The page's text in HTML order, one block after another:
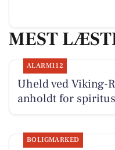
MEST
ALARM112
Uheld ved Viking-
anholdt for
BOLIGMARKED